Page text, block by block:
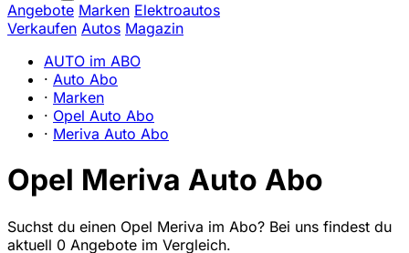
Angebote Marken Elektroautos
Verkaufen Autos Magazin
AUTO im ABO
· Auto Abo
· Marken
· Opel Auto Abo
· Meriva Auto Abo
Opel Meriva Auto Abo
Suchst du einen Opel Meriva im Abo? Bei uns findest du
aktuell 0 Angebote im Vergleich.